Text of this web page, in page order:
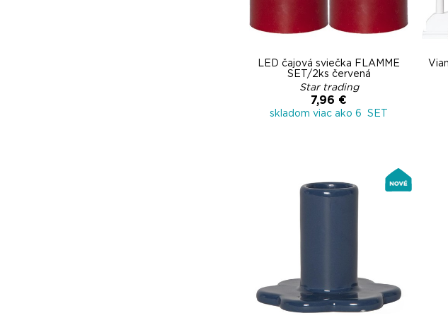
LED čajová sviečka FLAMME
SET/2ks červená
Star trading
7,96 €
skladom viac ako 6 SET